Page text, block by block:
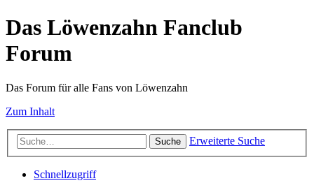
Das Löwenzahn Fanclub
Forum
Das Forum für alle Fans von Löwenzahn
Zum Inhalt
Suche Erweiterte Suche
Schnellzugriff